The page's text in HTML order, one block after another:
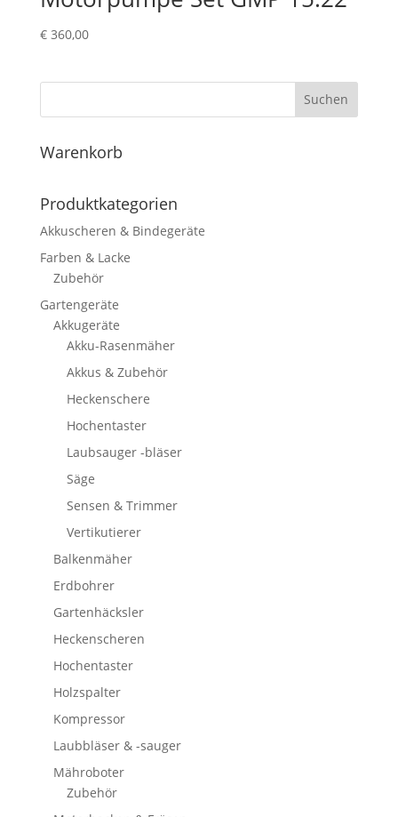
€360,00
Suchen
Warenkorb
Produktkategorien
Akkuscheren & Bindegeräte
Farben & Lacke
Zubehör
Gartengeräte
Akkugeräte
Akku-Rasenmäher
Akkus & Zubehör
Heckenschere
Hochentaster
Laubsauger -bläser
Säge
Sensen & Trimmer
Vertikutierer
Balkenmäher
Erdbohrer
Gartenhäcksler
Heckenscheren
Hochentaster
Holzspalter
Kompressor
Laubbläser & -sauger
Mähroboter
Zubehör